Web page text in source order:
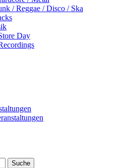
/ Reggae / Disco / Ska
Day